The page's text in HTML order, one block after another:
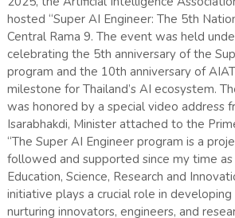
hosted “Super AI Engineer: The 5th
Central Rama 9. The event was held
celebrating the 5th anniversary of the
program and the 10th anniversary of
milestone for Thailand’s AI ecosystem.
was honored by a special video address
Isarabhakdi, Minister attached to the
“The Super AI Engineer program is a
followed and supported since my time
Education, Science, Research and
initiative plays a crucial role in
nurturing innovators, engineers, and